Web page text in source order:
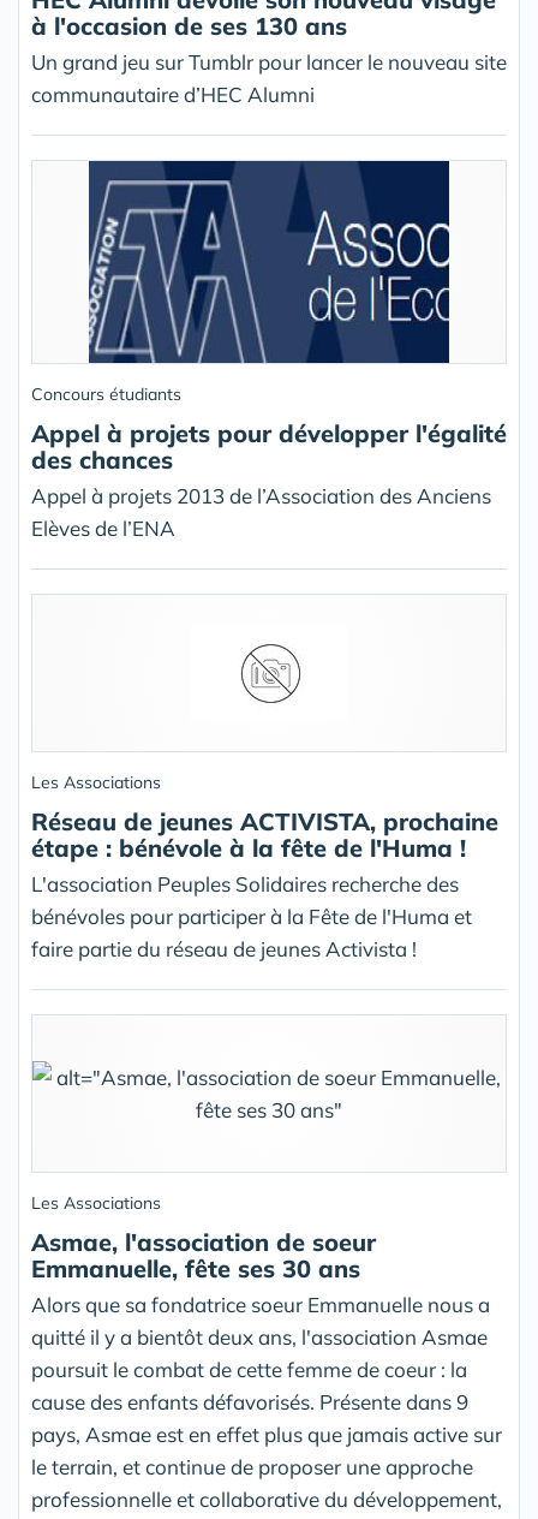
à l'occasion de ses 130 ans
Un grand jeu sur Tumblr pour lancer le nouveau site
communautaire d’HEC Alumni
Concours étudiants
Appel à projets pour développer l'égalité
des chances
Appel à projets 2013 de l’Association des Anciens
Elèves de l’ENA
Les Associations
Réseau de jeunes ACTIVISTA, prochaine
étape : bénévole à la fête de l'Huma !
L'association Peuples Solidaires recherche des
bénévoles pour participer à la Fête de l'Huma et
faire partie du réseau de jeunes Activista !
Les Associations
Asmae, l'association de soeur
Emmanuelle, fête ses 30 ans
Alors que sa fondatrice soeur Emmanuelle nous a
quitté il y a bientôt deux ans, l'association Asmae
poursuit le combat de cette femme de coeur : la
cause des enfants défavorisés. Présente dans 9
pays, Asmae est en effet plus que jamais active sur
le terrain, et continue de proposer une approche
professionnelle et collaborative du développement,